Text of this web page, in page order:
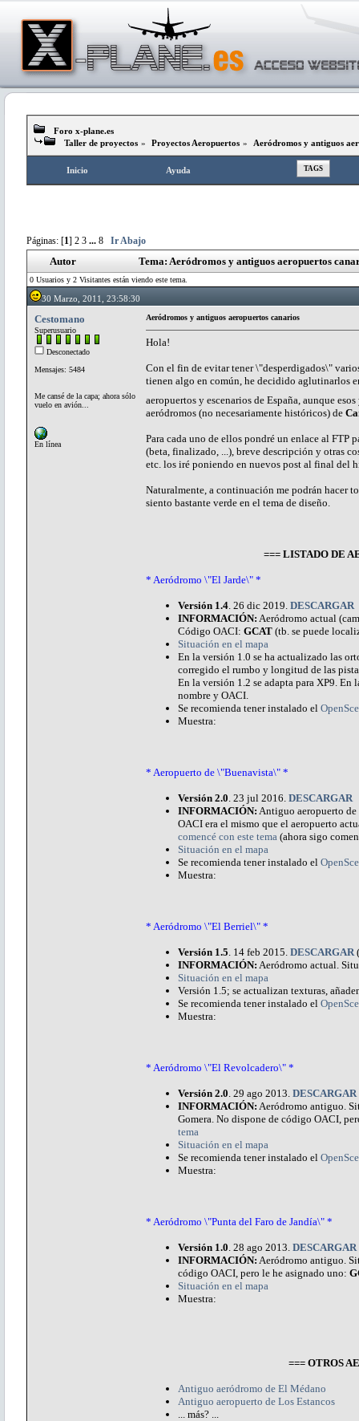
Foro x-plane.es
Taller de proyectos » Proyectos Aeropuertos » Aeródromos y antiguos
Inicio Ayuda TAGS
Páginas: [1] 2 3 ... 8 Ir Abajo
Autor Tema: Aeródromos y antiguos aeropuertos
0 Usuarios y 2 Visitantes están viendo este tema.
30 Marzo, 2011, 23:58:30
Cestomano
Superusuario
Desconectado
Mensajes: 5484
Me cansé de la capa; ahora sólo
vuelo en avión...
En línea
Aeródromos y antiguos aeropuertos canarios
Hola!
Con el fin de evitar tener \"desperdigados\"
tienen algo en común, he decidido aglutinarlos
aeropuertos y escenarios de España, aunque
aeródromos (no necesariamente históricos) de
Para cada uno de ellos pondré un enlace al FTP
(beta, finalizado, ...), breve descripción y otras
etc. los iré poniendo en nuevos post al final del
Naturalmente, a continuación me podrán hacer
siento bastante verde en el tema de diseño.
=== LISTADO DE
* Aeródromo \"El Jarde\" *
Versión 1.4 . 26 dic 2019. DESCARGAR
INFORMACIÓN: Aeródromo actual
Código OACI: GCAT (tb. se puede
Situación en el mapa
En la versión 1.0 se ha actualizado las
corregido el rumbo y longitud de las
En la versión 1.2 se adapta para XP9.
nombre y OACI.
Se recomienda tener instalado el
Muestra:
* Aeropuerto de \"Buenavista\" *
Versión 2.0 . 23 jul 2016. DESCARGAR
INFORMACIÓN: Antiguo aeropuerto
OACI era el mismo que el aeropuerto
comencé con este tema (ahora sigo
Situación en el mapa
Se recomienda tener instalado el
Muestra:
* Aeródromo \"El Berriel\" *
Versión 1.5 . 14 feb 2015. DESCARGAR
INFORMACIÓN: Aeródromo actual.
Situación en el mapa
Versión 1.5; se actualizan texturas,
Se recomienda tener instalado el
Muestra:
* Aeródromo \"El Revolcadero\" *
Versión 2.0 . 29 ago 2013. DESCARGAR
INFORMACIÓN: Aeródromo antiguo.
Gomera. No dispone de código OACI,
tema
Situación en el mapa
Se recomienda tener instalado el
Muestra:
* Aeródromo \"Punta del Faro de Jandía\" *
Versión 1.0 . 28 ago 2013. DESCARGAR
INFORMACIÓN: Aeródromo antiguo.
código OACI, pero le he asignado uno:
Situación en el mapa
Muestra:
=== OTROS
Antiguo aeródromo de El Médano
Antiguo aeropuerto de Los Estancos
... más? ...